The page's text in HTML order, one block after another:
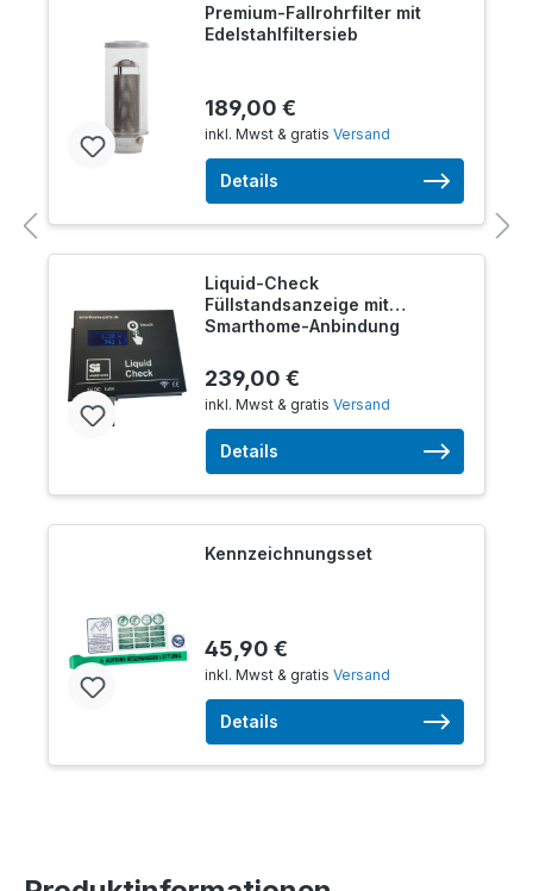
Premium-Fallrohrfilter mit
Edelstahlfiltersieb
189,00 €
inkl. Mwst & gratis Versand
Details
Liquid-Check
Füllstandsanzeige mit
Smarthome-Anbindung
239,00 €
inkl. Mwst & gratis Versand
Details
Kennzeichnungsset
45,90 €
inkl. Mwst & gratis Versand
Details